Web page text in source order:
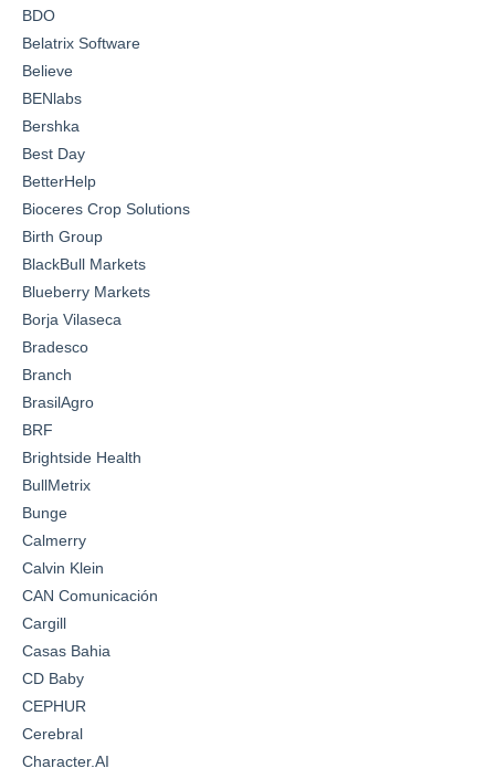
BDO
Belatrix Software
Believe
BENlabs
Bershka
Best Day
BetterHelp
Bioceres Crop Solutions
Birth Group
BlackBull Markets
Blueberry Markets
Borja Vilaseca
Bradesco
Branch
BrasilAgro
BRF
Brightside Health
BullMetrix
Bunge
Calmerry
Calvin Klein
CAN Comunicación
Cargill
Casas Bahia
CD Baby
CEPHUR
Cerebral
Character.AI